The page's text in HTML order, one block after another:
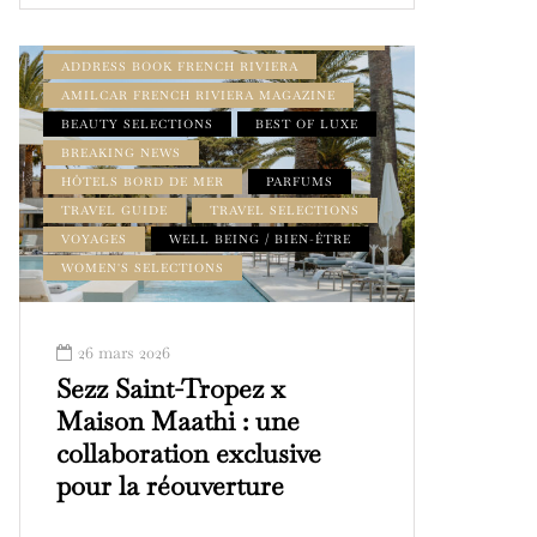
ADDRESS BOOK FRENCH RIVIERA
AMILCAR FRENCH RIVIERA MAGAZINE
BEAUTY SELECTIONS
BEST OF LUXE
BREAKING NEWS
HÔTELS BORD DE MER
PARFUMS
TRAVEL GUIDE
TRAVEL SELECTIONS
VOYAGES
WELL BEING / BIEN-ÊTRE
WOMEN'S SELECTIONS
26 mars 2026
Sezz Saint-Tropez x
Maison Maathi : une
collaboration exclusive
pour la réouverture